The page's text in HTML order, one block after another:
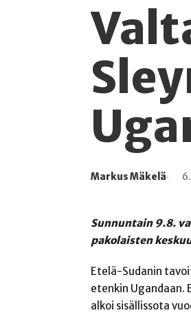
Kirjoittaja
Markus Mäkelä
Julkaistu
Lukuaika
Lukukertoja
Sunnuntain 9.8.
pakolaisten
Etelä-Sudanin
etenkin Ugandaan.
alkoi sisällissota